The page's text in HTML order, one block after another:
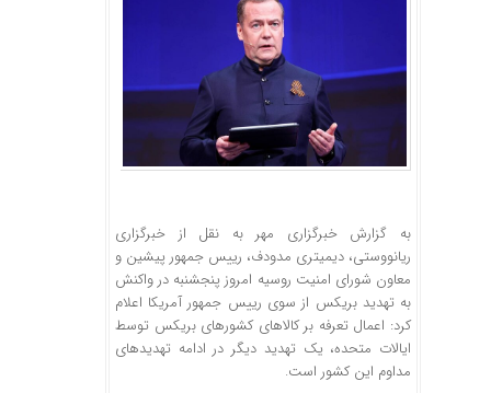
به گزارش خبرگزاری مهر به نقل از خبرگزاری
ریانووستی، دیمیتری مدودف، رییس جمهور پیشین و
معاون شورای امنیت روسیه امروز پنجشنبه در واکنش
به تهدیدبریکس از سوی رییس جمهور آمریکا اعلام
کرد: اعمال تعرفه بر کالاهای کشورهایبریکس توسط
ایالات متحده، یک تهدید دیگر در ادامه تهدیدهای
مداوم این کشور است.